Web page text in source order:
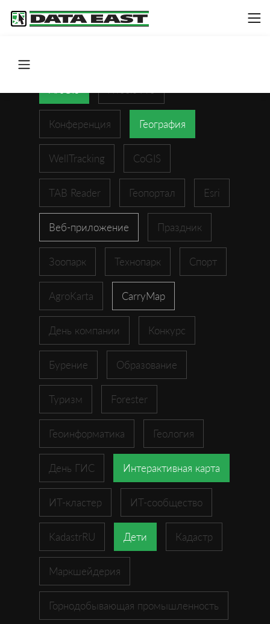
Конференция География
WellTracking CoGIS
TAB Reader Геопортал Esri
Веб-приложение Праздник
Зоопарк Технопарк Спорт
AgroKarta CarryMap
День компании Конкурс
Бурение Образование
Туризм Forester
Геоинформатика Геология
День ГИС Интерактивная карта
ИТ-кластер ИТ-сообщество
KadastrRU Дети Кадастр
Маркшейдерия
Горнодобывающая промышленность